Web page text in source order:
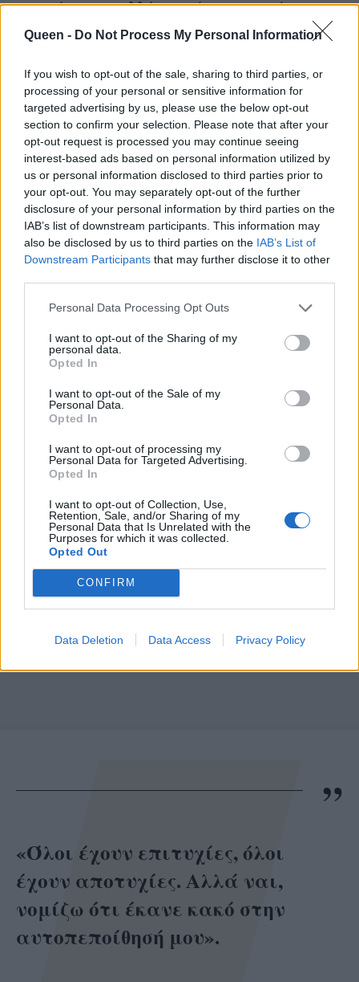
Queen - Do Not Process My Personal Information
If you wish to opt-out of the sale, sharing to third parties, or
processing of your personal or sensitive information for
targeted advertising by us, please use the below opt-out
section to confirm your selection. Please note that after your
opt-out request is processed you may continue seeing
interest-based ads based on personal information utilized by
us or personal information disclosed to third parties prior to
your opt-out. You may separately opt-out of the further
disclosure of your personal information by third parties on the
IAB’s list of downstream participants. This information may
also be disclosed by us to third parties on the IAB’s List of
Downstream Participants that may further disclose it to other
Personal Data Processing Opt Outs
I want to opt-out of the Sharing of my
personal data.
Opted In
I want to opt-out of the Sale of my
Personal Data.
Opted In
I want to opt-out of processing my
Personal Data for Targeted Advertising.
Opted In
I want to opt-out of Collection, Use,
Retention, Sale, and/or Sharing of my
Personal Data that Is Unrelated with the
Purposes for which it was collected.
Opted Out
CONFIRM
Data Deletion Data Access Privacy Policy
«μαστίγωσε» πολλές φορές τον εαυτό του
που δεν κατάφερε να αποδώσει τον ρόλο
αλήθεια είναι μία.
«Όλοι έχουν επιτυχίες, όλοι
έχουν αποτυχίες. Αλλά ναι,
νομίζω ότι έκανε κακό στην
αυτοπεποίθησή μου».